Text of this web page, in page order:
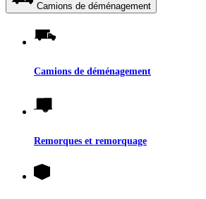
Camions de déménagement
Camions de déménagement
Remorques et remorquage